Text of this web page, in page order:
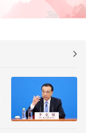
08:30